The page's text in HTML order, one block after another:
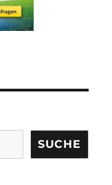
SUCHE